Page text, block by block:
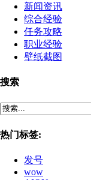
新闻资讯
综合经验
任务攻略
职业经验
壁纸截图
搜索
热门标签:
发号
wow